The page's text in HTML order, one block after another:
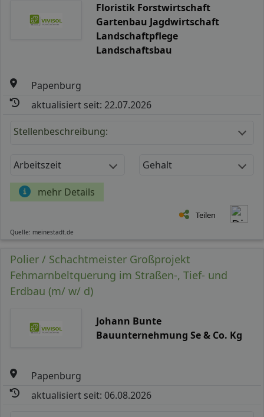
Floristik Forstwirtschaft
Gartenbau Jagdwirtschaft
Landschaftpflege
Landschaftsbau
Papenburg
aktualisiert seit: 22.07.2026
Stellenbeschreibung:
Arbeitszeit Gehalt
mehr Details
Teilen
Quelle: meinestadt.de
Polier / Schachtmeister Großprojekt
Fehmarnbeltquerung im Straßen-, Tief- und
Erdbau (m/ w/ d)
Johann Bunte
Bauunternehmung Se & Co. Kg
Papenburg
aktualisiert seit: 06.08.2026